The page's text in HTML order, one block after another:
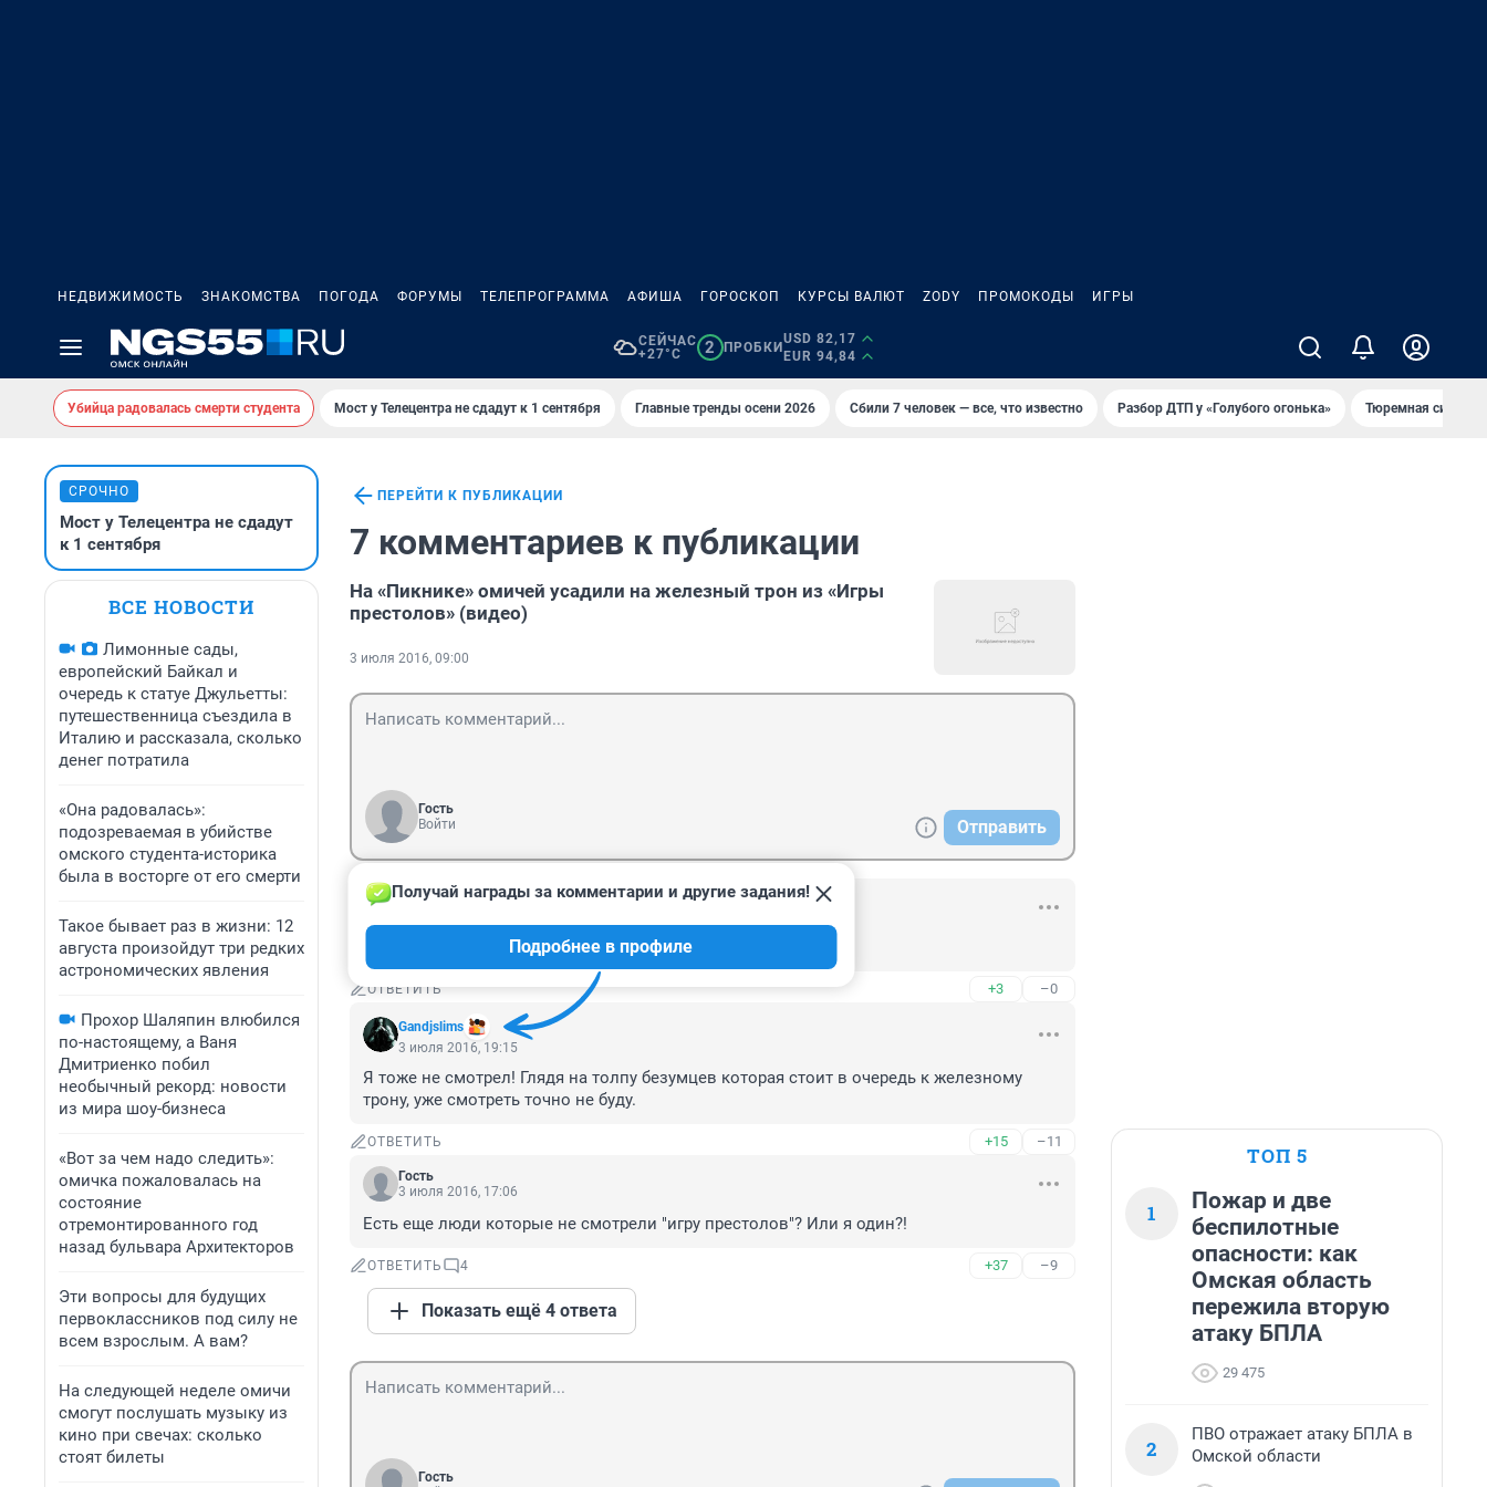
НЕДВИЖИМОСТЬ ЗНАКОМСТВА ПОГОДА ФОРУМЫ ТЕЛЕПРОГРАММА АФИША ГОРОСКОП КУРСЫ ВАЛЮТ ZODY ПРОМОКОДЫ ИГРЫ
СЕЙЧАС
+27°C
2 ПРОБКИ
USD 82,17
EUR 94,84
Убийца радовалась смерти студента Мост у Телецентра не сдадут к 1 сентября Главные тренды осени 2026 Сбили 7 человек — все, что известно Разбор ДТП у «Голубого огонька» Тюремная
СРОЧНО
Мост у Телецентра не сдадут
к 1 сентября
ВСЕ НОВОСТИ
Лимонные сады,
европейский Байкал и
очередь к статуе Джульетты:
путешественница съездила в
Италию и рассказала, сколько
денег потратила
«Она радовалась»:
подозреваемая в убийстве
омского студента-историка
была в восторге от его смерти
Такое бывает раз в жизни: 12
августа произойдут три редких
астрономических явления
Прохор Шаляпин влюбился
по-настоящему, а Ваня
Дмитриенко побил
необычный рекорд: новости
из мира шоу-бизнеса
«Вот за чем надо следить»:
омичка пожаловалась на
состояние
отремонтированного год
назад бульвара Архитекторов
Эти вопросы для будущих
первоклассников под силу не
всем взрослым. А вам?
На следующей неделе омичи
смогут послушать музыку из
кино при свечах: сколько
стоят билеты
ПЕРЕЙТИ К ПУБЛИКАЦИИ
7 комментариев к публикации
На «Пикнике» омичей усадили на железный трон из «Игры
престолов» (видео)
3 июля 2016, 09:00
Гость
Войти
Отправить
Гость
ОТВЕТИТЬ +3 –0
Gandjslims
Получай награды за комментарии и другие задания!
Подробнее в профиле
3 июля 2016, 19:15
Я тоже не смотрел! Глядя на толпу безумцев которая стоит в очередь к железному
трону, уже смотреть точно не буду.
ОТВЕТИТЬ +15 –11
Гость
3 июля 2016, 17:06
Есть еще люди которые не смотрели "игру престолов"? Или я один?!
ОТВЕТИТЬ 4 +37 –9
Показать ещё 4 ответа
Гость
ТОП 5
1
Пожар и две
беспилотные
опасности: как
Омская область
пережила вторую
атаку БПЛА
29 475
2
ПВО отражает атаку БПЛА в
Омской области